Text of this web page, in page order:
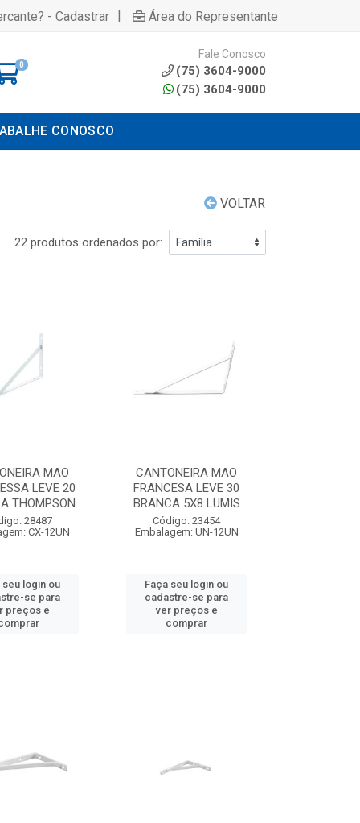
- Cadastrar | Área do Representante
0
Fale Conosco
(75) 3604-9000
(75) 3604-9000
CONOSCO
VOLTAR
22 produtos ordenados por:
MAO
LEVE 20
THOMPSON
28487
CX-12UN
seu login ou
se para
preços e
CANTONEIRA MAO
FRANCESA LEVE 30
BRANCA 5X8 LUMIS
Código: 23454
Embalagem: UN-12UN
Faça seu login ou
cadastre-se para
ver preços e
comprar